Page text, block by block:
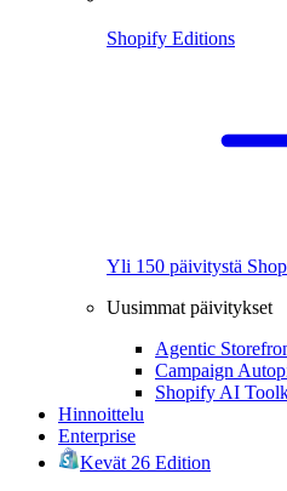
Shopify Editions
Yli 150 päivitystä
Uusimmat päivitykset
Agentic
Campaign
Shopify AI
Hinnoittelu
Enterprise
Kevät 26 Edition